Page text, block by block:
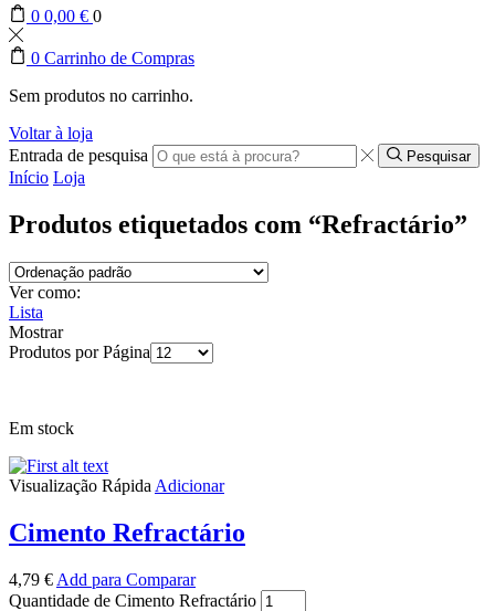
0 0,00 € 0
0 Carrinho de Compras
Sem produtos no carrinho.
Voltar à loja
Entrada de pesquisa
Pesquisar
Início Loja
Produtos etiquetados com “Refractário”
Ver como:
Lista
Mostrar
Produtos por Página
Em stock
Visualização Rápida Adicionar
Cimento Refractário
4,79 € Add para Comparar
Quantidade de Cimento Refractário